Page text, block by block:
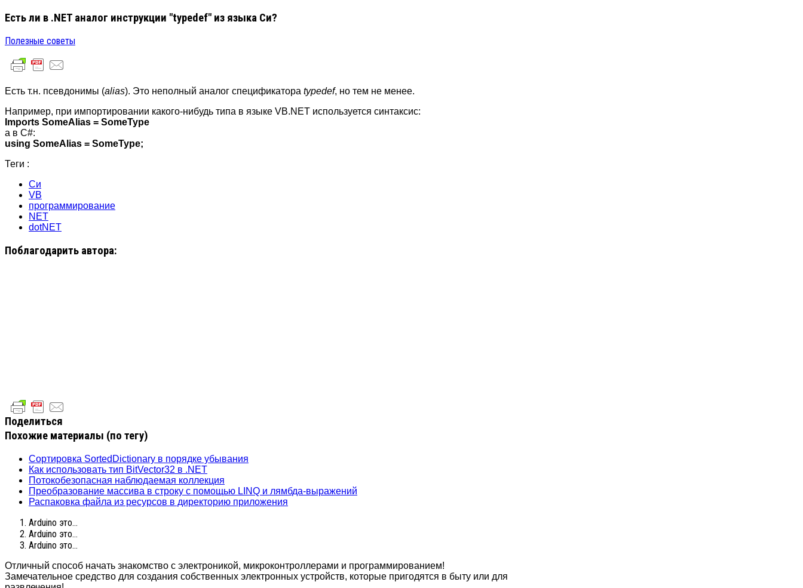
Есть ли в .NET аналог инструкции "typedef" из языка Си?
Полезные советы
Есть т.н. псевдонимы (alias). Это неполный аналог спецификатора typedef, но тем не менее.
Например, при импортировании какого-нибудь типа в языке VB.NET используется синтаксис:
Imports SomeAlias = SomeType
а в C#:
using SomeAlias = SomeType;
Теги :
Си
VB
программирование
NET
dotNET
Поблагодарить автора:
Поделиться
Похожие материалы (по тегу)
Сортировка SortedDictionary в порядке убывания
Как использовать тип BitVector32 в .NET
Потокобезопасная наблюдаемая коллекция
Преобразование массива в строку с помощью LINQ и лямбда-выражений
Распаковка файла из ресурсов в директорию приложения
Arduino это...
Arduino это...
Arduino это...
Отличный способ начать знакомство с электроникой, микроконтроллерами и программированием!
Замечательное средство для создания собственных электронных устройств, которые пригодятся в быту или для